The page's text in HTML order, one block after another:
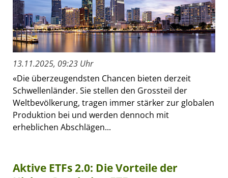
13.11.2025, 09:23 Uhr
«Die überzeugendsten Chancen bieten derzeit
Schwellenländer. Sie stellen den Grossteil der
Weltbevölkerung, tragen immer stärker zur globalen
Produktion bei und werden dennoch mit
erheblichen Abschlägen...
Aktive ETFs 2.0: Die Vorteile der